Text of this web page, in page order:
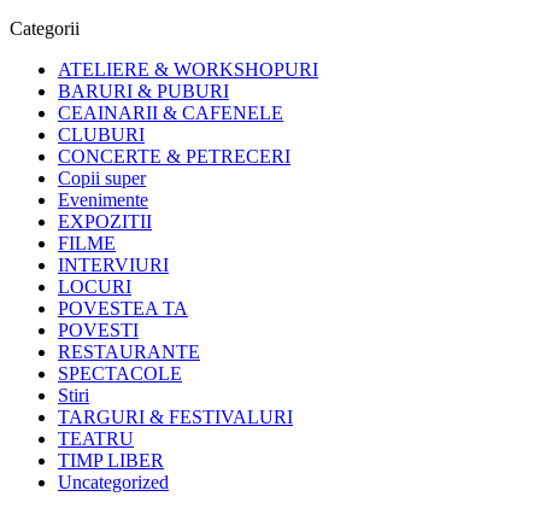
Categorii
ATELIERE & WORKSHOPURI
BARURI & PUBURI
CEAINARII & CAFENELE
CLUBURI
CONCERTE & PETRECERI
Copii super
Evenimente
EXPOZITII
FILME
INTERVIURI
LOCURI
POVESTEA TA
POVESTI
RESTAURANTE
SPECTACOLE
Stiri
TARGURI & FESTIVALURI
TEATRU
TIMP LIBER
Uncategorized